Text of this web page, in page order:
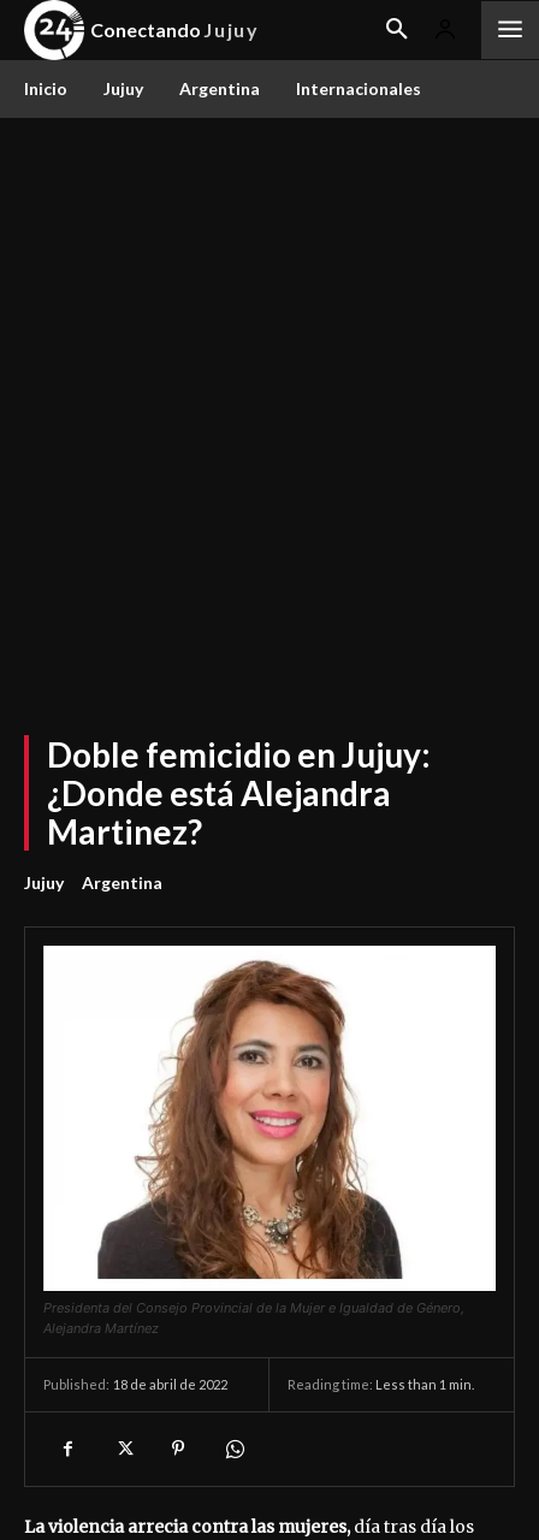
Conectando Jujuy
Inicio Jujuy Argentina Internacionales
Doble femicidio en Jujuy:
¿Donde está Alejandra
Martinez?
Jujuy Argentina
Presidenta del Consejo Provincial de la Mujer e Igualdad de Género,
Alejandra Martínez
Published: 18 de abril de 2022 Reading time: Less than 1 min.
La violencia arrecia contra las mujeres,día tras día los